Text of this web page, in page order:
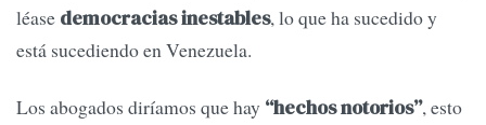
léase democra­cias inestables, lo que ha sucedido y
está sucediendo en Venezuela.
Los abogados diríamos que hay “hechos notorios”, esto